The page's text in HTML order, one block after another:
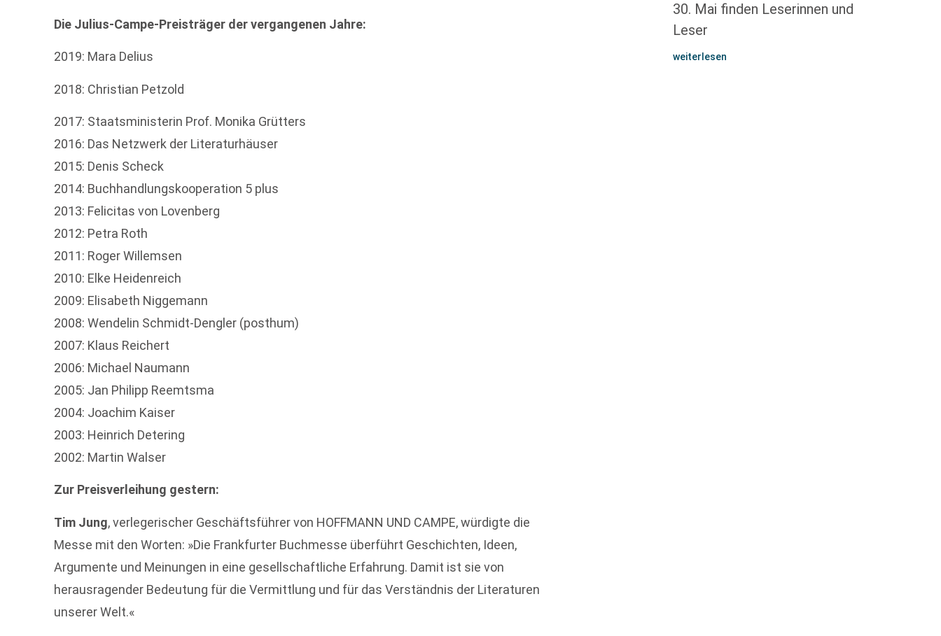
Die Julius-Campe-Preisträger der vergangenen Jahre:
2019: Mara Delius
2018: Christian Petzold
2017: Staatsministerin Prof. Monika Grütters
2016: Das Netzwerk der Literaturhäuser
2015: Denis Scheck
2014: Buchhandlungskooperation 5 plus
2013: Felicitas von Lovenberg
2012: Petra Roth
2011: Roger Willemsen
2010: Elke Heidenreich
2009: Elisabeth Niggemann
2008: Wendelin Schmidt-Dengler (posthum)
2007: Klaus Reichert
2006: Michael Naumann
2005: Jan Philipp Reemtsma
2004: Joachim Kaiser
2003: Heinrich Detering
2002: Martin Walser
Zur Preisverleihung gestern:
Tim Jung, verlegerischer Geschäftsführer von HOFFMANN UND CAMPE, würdigte die
Messe mit den Worten: »Die Frankfurter Buchmesse überführt Geschichten, Ideen,
Argumente und Meinungen in eine gesellschaftliche Erfahrung. Damit ist sie von
herausragender Bedeutung für die Vermittlung und für das Verständnis der Literaturen
unserer Welt.«
30. Mai finden Leserinnen und
Leser
weiterlesen